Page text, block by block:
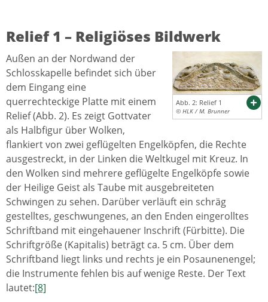
Relief 1 – Religiöses Bildwerk
Abb. 2: Relief 1
© HLK / M. Brunner
Außen an der Nordwand der
Schlosskapelle befindet sich über
dem Eingang eine
querrechteckige Platte mit einem
Relief (Abb. 2). Es zeigt Gottvater
als Halbfigur über Wolken,
flankiert von zwei geflügelten Engelköpfen, die Rechte
ausgestreckt, in der Linken die Weltkugel mit Kreuz. In
den Wolken sind mehrere geflügelte Engelköpfe sowie
der Heilige Geist als Taube mit ausgebreiteten
Schwingen zu sehen. Darüber verläuft ein schräg
gestelltes, geschwungenes, an den Enden eingerolltes
Schriftband mit eingehauener Inschrift (Fürbitte). Die
Schriftgröße (Kapitalis) beträgt ca. 5 cm. Über dem
Schriftband liegt links und rechts je ein Posaunenengel;
die Instrumente fehlen bis auf wenige Reste. Der Text
lautet:[8]